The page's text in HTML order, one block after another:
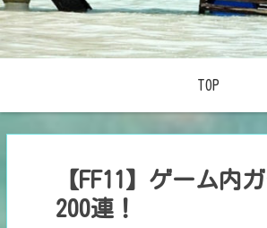
TOP
【FF11】ゲーム内
200連！